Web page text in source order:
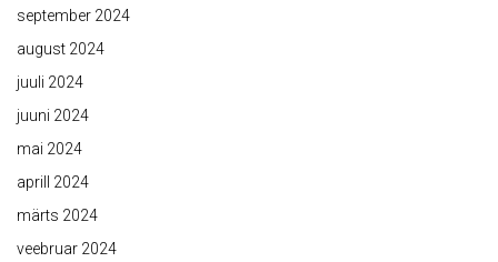
september 2024
august 2024
juuli 2024
juuni 2024
mai 2024
aprill 2024
märts 2024
veebruar 2024